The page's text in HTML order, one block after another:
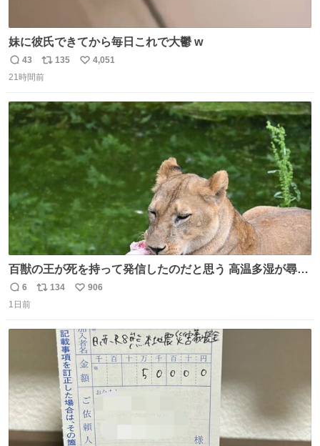
妹に彼氏できてから毎日これで大鬱 w
返
信
43
リ
ポ
ト
数
135
い
数
4,051
21時間前
百獣の王が死を持って発信したのだと思う 高温多湿が尋常
でない日本の夏 どうか早急に飼育の環境を見直して 動物の
命を護ってください…と 治療中のライオンが助かりますよ
動物公園にて 残念ながら個体の識別は出来ません
返
信
6
リ
134
い
数
906
1日前